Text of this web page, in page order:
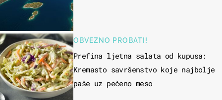
OBVEZNO PROBATI!
Prefina ljetna salata od kupusa:
Kremasto savršenstvo koje najbolje
paše uz pečeno meso